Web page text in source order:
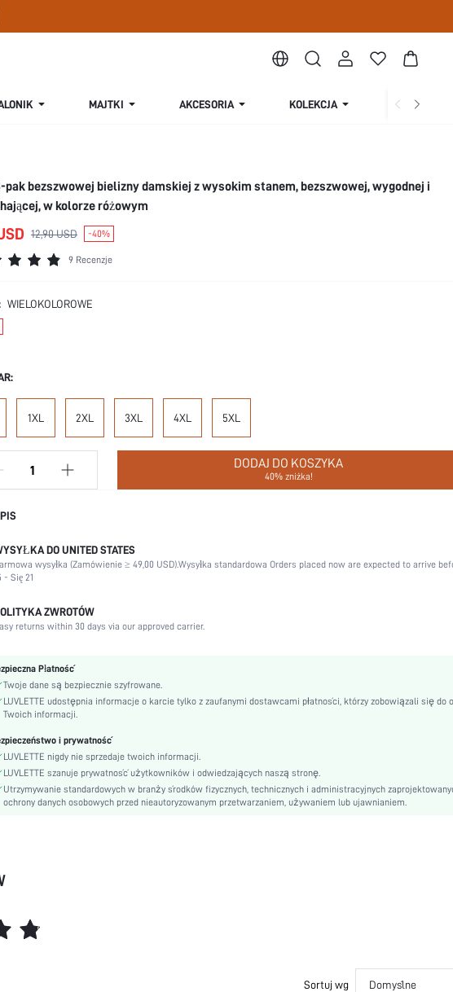
MAJTKI AKCESORIA KOLEKCJA O NAS
pak bezszwowej bielizny damskiej z wysokim stanem, bezszwowej, wygodnej i
w kolorze różowym
12,90 USD -40%
9 Recenzje
WIELOKOLOROWE
1XL 2XL 3XL 4XL 5XL
DODAJ DO KOSZYKA
40% zniżka!
Ślub, Wakacje, Impreza, Urodziny, Festiwal muzyczny, Sportowe, Data, Biurowe, Dom, Na
Siłownia i fitness, Impreza prywatna
dotycząca
Kolorowe bloki
57% Poliamid, 43% Elastan
Siateczka kontrastująca
Casualowy-Komfortowy
tkaniny:
Mocno rozciągliwe
Nie
DO UNITED STATES
wysyłka (Zamówienie ≥ 49,00 USD).Wysyłka standardowa Orders placed now are expected to arrive
- Się 21
ZWROTÓW
returns within 30 days via our approved carrier.
Płatność
Twoje dane są bezpiecznie szyfrowane.
LUVLETTE udostępnia informacje o karcie tylko z zaufanymi dostawcami płatności, którzy zobowiązali się do
Twoich informacji.
i prywatność
LUVLETTE nigdy nie sprzedaje twoich informacji.
LUVLETTE szanuje prywatność użytkowników i odwiedzających naszą stronę.
Utrzymywanie standardowych w branży środków fizycznych, technicznych i administracyjnych
ochrony danych osobowych przed nieautoryzowanym przetwarzaniem, używaniem lub ujawnianiem.
Sortuj wg Domyślne